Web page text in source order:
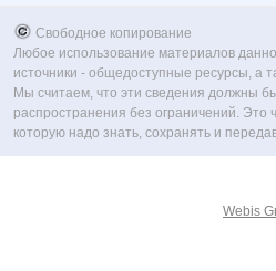
Свободное копирование
Любое использование материалов
источники - общедоступные ресурсы, а
Мы считаем, что эти сведения должны
распространения без ограничений. Это
которую надо знать, сохранять и
Webis